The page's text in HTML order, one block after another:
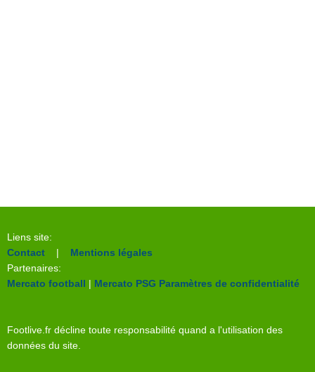
Liens site:
Contact | Mentions légales
Partenaires:
Mercato football | Mercato PSG Paramètres de confidentialité
Footlive.fr décline toute responsabilité quand a l'utilisation des
données du site.